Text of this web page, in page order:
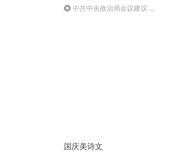
中共中央政治局会议建议 中
国庆美诗文